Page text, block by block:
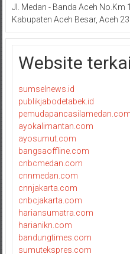
Jl. Medan - Banda Aceh No.Km
Kabupaten Aceh Besar, Aceh
Website
sumselnews.id
publikjabodetabek.id
pemudapancasilamedan.com
ayokalimantan.com
ayosumut.com
bangsaoffline.com
cnbcmedan.com
cnnmedan.com
cnnjakarta.com
cnbcjakarta.com
hariansumatra.com
harianikn.com
bandungtimes.com
sumutekspres.com